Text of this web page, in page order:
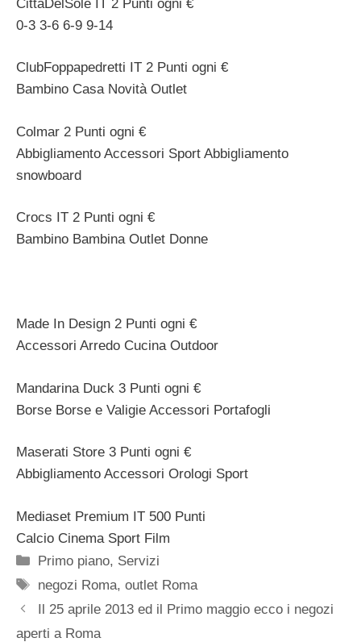
CittaDelSole IT 2 Punti ogni €
0-3 3-6 6-9 9-14
ClubFoppapedretti IT 2 Punti ogni €
Bambino Casa Novità Outlet
Colmar 2 Punti ogni €
Abbigliamento Accessori Sport Abbigliamento
snowboard
Crocs IT 2 Punti ogni €
Bambino Bambina Outlet Donne
Made In Design 2 Punti ogni €
Accessori Arredo Cucina Outdoor
Mandarina Duck 3 Punti ogni €
Borse Borse e Valigie Accessori Portafogli
Maserati Store 3 Punti ogni €
Abbigliamento Accessori Orologi Sport
Mediaset Premium IT 500 Punti
Calcio Cinema Sport Film
Categorie
Primo piano, Servizi
Tag
negozi Roma,outlet Roma
Il 25 aprile 2013 ed il Primo maggio ecco i negozi
aperti a Roma